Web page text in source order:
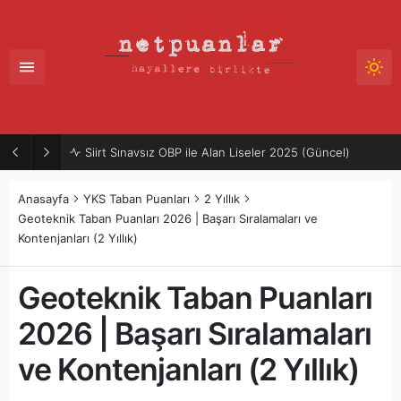
Siirt Sınavsız OBP ile Alan Liseler 2025 (Güncel)
Anasayfa YKS Taban Puanları
2 Yıllık
Geoteknik Taban Puanları 2026 | Başarı Sıralamaları ve
Kontenjanları (2 Yıllık)
Geoteknik Taban Puanları
2026 | Başarı Sıralamaları
ve Kontenjanları (2 Yıllık)